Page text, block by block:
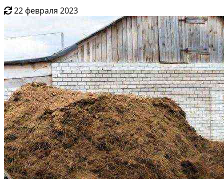
22 февраля 2023